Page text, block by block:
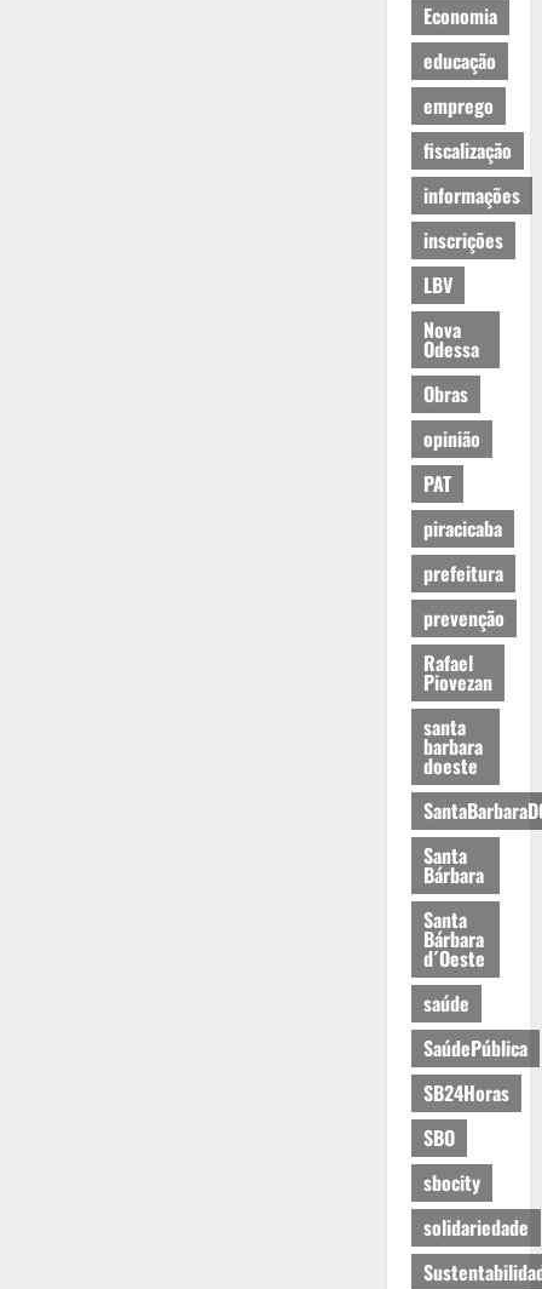
Economia
educação
emprego
fiscalização
informações
inscrições
LBV
Nova
Odessa
Obras
opinião
PAT
piracicaba
prefeitura
prevenção
Rafael
Piovezan
santa
barbara
doeste
Santa
Bárbara
Santa
Bárbara
d´Oeste
saúde
SaúdePública
SB24Horas
SBO
sbocity
solidariedade